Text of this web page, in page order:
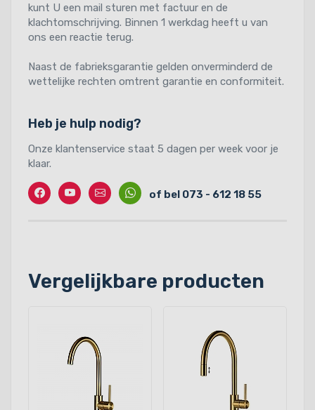
kunt U een mail sturen met factuur en de
klachtomschrijving. Binnen 1 werkdag heeft u van
ons een reactie terug.
Naast de fabrieksgarantie gelden onverminderd de
wettelijke rechten omtrent garantie en conformiteit.
Heb je hulp nodig?
Onze klantenservice staat 5 dagen per week voor je
klaar.
Facebook
TwitterContactWhatssapp
of bel 073 - 612 18 55
Vergelijkbare producten